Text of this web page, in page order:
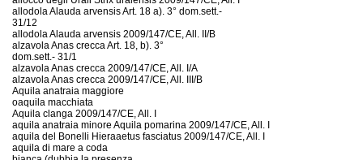
allodola Alauda arvensis Art. 18 a). 3° dom.sett.-
31/12
allodola Alauda arvensis 2009/147/CE, All. II/B
alzavola Anas crecca Art. 18, b). 3°
dom.sett.- 31/1
alzavola Anas crecca 2009/147/CE, All. I/A
alzavola Anas crecca 2009/147/CE, All. III/B
Aquila anatraia maggiore
oaquila macchiata
Aquila clanga 2009/147/CE, All. I
aquila anatraia minore Aquila pomarina 2009/147/CE, All. I
aquila del Bonelli Hieraaetus fasciatus 2009/147/CE, All. I
aquila di mare a coda